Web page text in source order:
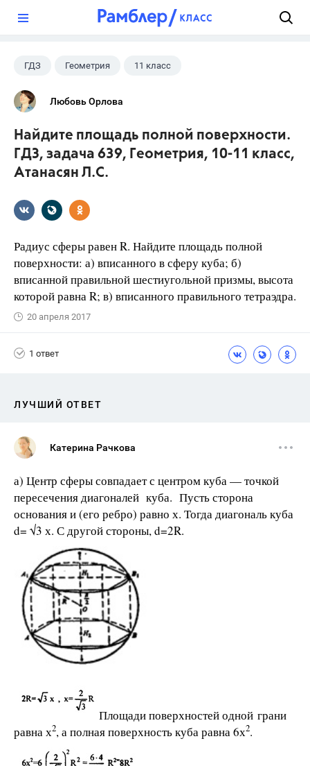
ГДЗ Геометрия 11 класс
10 класс
Любовь Орлова
Найдите площадь полной поверхности.
ГДЗ, задача 639, Геометрия, 10-11 класс,
Атанасян Л.С.
Радиус сферы равен R. Найдите площадь полной
поверхности: а) вписанного в сферу куба; б)
вписанной правильной шестиугольной призмы, высота
которой равна R; в) вписанного правильного тетраэдра.
20 апреля 2017
1 ответ
ЛУЧШИЙ ОТВЕТ
Катерина Рачкова
а) Центр сферы совпадает с центром куба — точкой
пересечения диагоналей куба. Пусть сторона
основания и (его ребро) равно х. Тогда диагональ куба
d= √3 х. С другой стороны, d=2R.
Площади поверхностей одной грани
равна х2, а полная поверхность куба равна 6х2.